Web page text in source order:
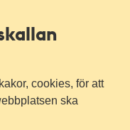
cookies, för att
ska